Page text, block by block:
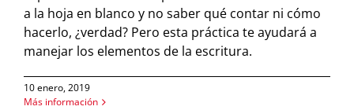
a la hoja en blanco y no saber qué contar ni cómo
hacerlo, ¿verdad? Pero esta práctica te ayudará a
manejar los elementos de la escritura.
10 enero, 2019
Más información